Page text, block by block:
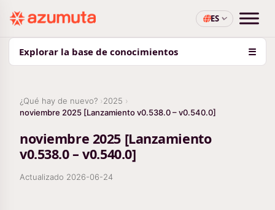
ES
Explorar la base de conocimientos ☰
¿Qué hay de nuevo?
2025
noviembre 2025 [Lanzamiento v0.538.0 – v0.540.0]
noviembre 2025 [Lanzamiento
v0.538.0 – v0.540.0]
Actualizado 2026-06-24